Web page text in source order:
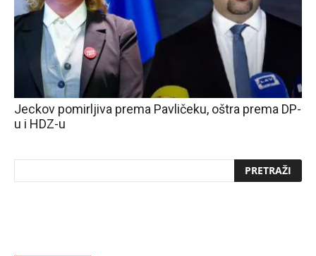
Jeckov pomirljiva prema Pavličeku, oštra prema DP-
u i HDZ-u